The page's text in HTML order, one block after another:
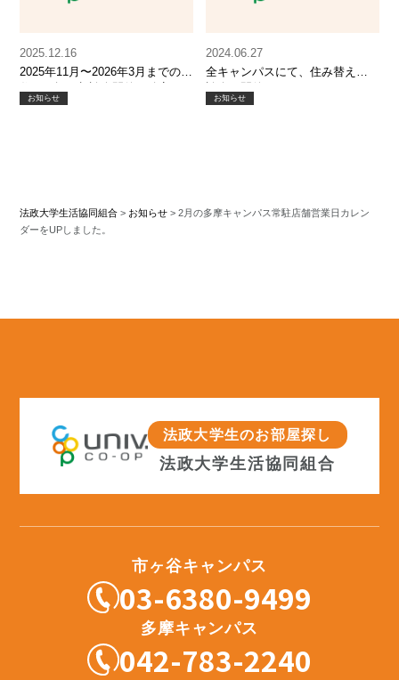
2025年11月〜2026年3月までの、
住まい探し相談会開催が確定し
ました！
2025.12.16
お知らせ
全キャンパスにて、住み替え相
談会を開催いたします。
2024.06.27
お知らせ
法政大学生活協同組合 > お知らせ >2月の多摩キャンパス常駐店舗営業日カレン
ダーをUPしました。
法政大学生のお部屋探し
法政大学生活協同組合
市ヶ谷キャンパス
03-6380-9499
多摩キャンパス
042-783-2240